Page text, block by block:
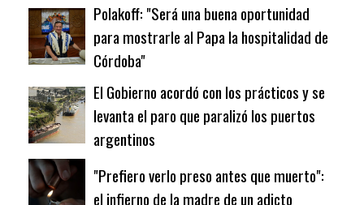
Polakoff: "Será una buena oportunidad
para mostrarle al Papa la hospitalidad de
Córdoba"
El Gobierno acordó con los prácticos y se
levanta el paro que paralizó los puertos
argentinos
"Prefiero verlo preso antes que muerto":
el infierno de la madre de un adicto